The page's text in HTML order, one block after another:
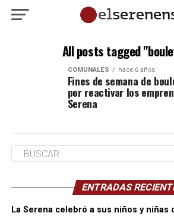
All posts tagged
COMUNALES hace 6 años
Fines de semana de
por reactivar los
Serena
ENTRADAS
La Serena celebró a sus niños y niñas